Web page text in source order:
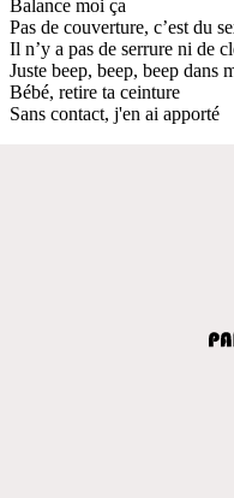
Balance moi ça
Pas de couverture, c’est du
Il n’y a pas de serrure ni de
Juste beep, beep, beep dans
Bébé, retire ta ceinture
Sans contact, j'en ai apporté